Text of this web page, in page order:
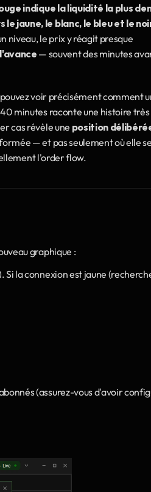
indique la liquidité la plus
jaune, le blanc, le bleu et le
niveau, le prix y réagit presque
— souvent des minutes
pouvez voir précisément comment
minutes raconte une histoire très
cas révèle une position
— et pas seulement où elle se
l'order flow.
graphique :
la connexion est jaune
(assurez-vous d'avoir